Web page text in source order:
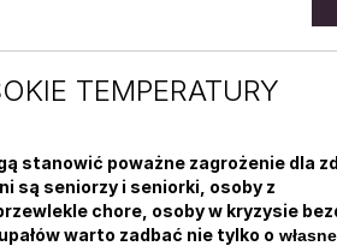
TEMPERATURY
stanowić poważne zagrożenie dla
są seniorzy i seniorki, osoby z
chore, osoby w kryzysie
warto zadbać nie tylko o